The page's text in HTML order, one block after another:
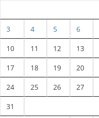
3 4 5 6
10 11 12 13
17 18 19 20
24 25 26 27
31